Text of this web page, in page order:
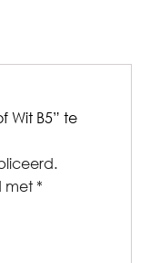
Wit B5” te
met *